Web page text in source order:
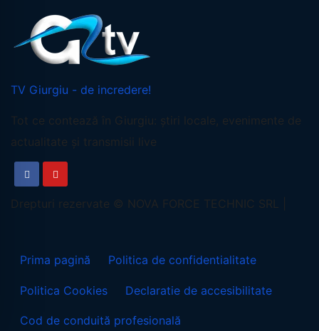
TV Giurgiu - de incredere!
Tot ce contează în Giurgiu: știri locale, evenimente de
actualitate și transmisii live
Prima pagină Politica de confidentialitate
Politica Cookies Declaratie de accesibilitate
Cod de conduită profesională